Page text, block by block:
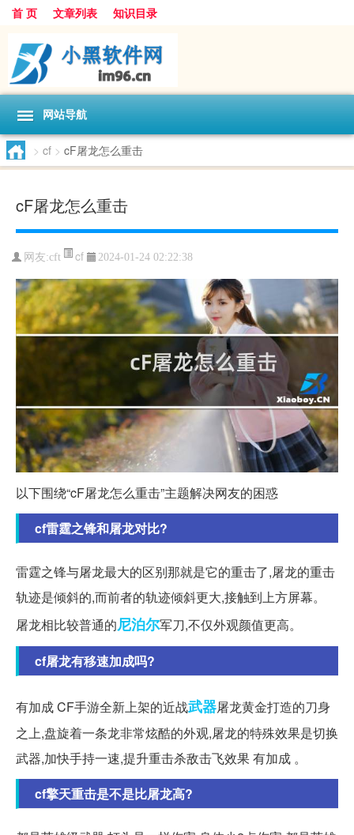
首 页 文章列表 知识目录
网站导航
> cf > cF屠龙怎么重击
cF屠龙怎么重击
网友:cft cf 2024-01-24 02:22:38
以下围绕“cF屠龙怎么重击”主题解决网友的困惑
cf雷霆之锋和屠龙对比?
雷霆之锋与屠龙最大的区别那就是它的重击了,屠龙的重击
轨迹是倾斜的,而前者的轨迹倾斜更大,接触到上方屏幕。
屠龙相比较普通的尼泊尔军刀,不仅外观颜值更高。
cf屠龙有移速加成吗?
有加成 CF手游全新上架的近战武器屠龙黄金打造的刀身
之上,盘旋着一条龙非常炫酷的外观,屠龙的特殊效果是切换
武器,加快手持一速,提升重击杀敌击飞效果 有加成 。
cf擎天重击是不是比屠龙高?